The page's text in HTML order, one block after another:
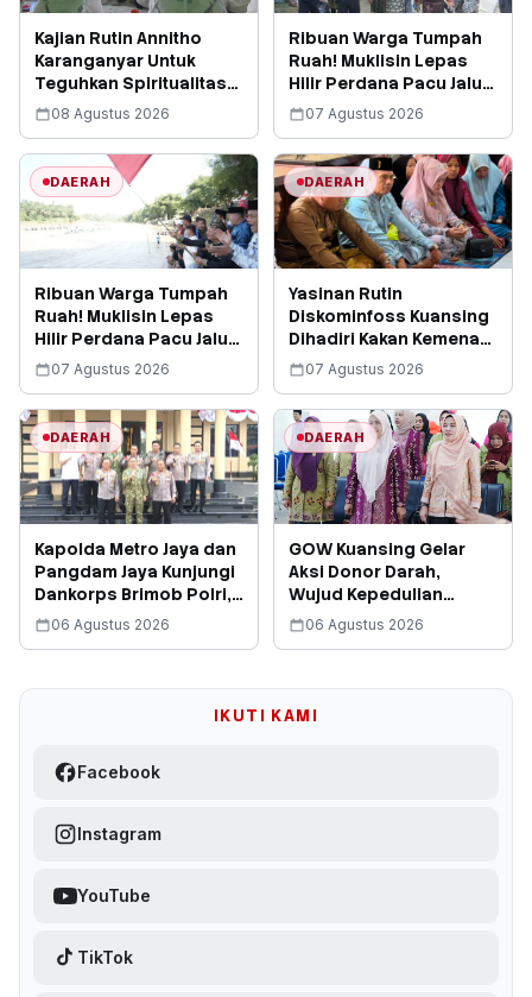
Kajian Rutin Annitho
Karanganyar Untuk
Teguhkan Spiritualitas
Muslimah
08 Agustus 2026
Ribuan Warga Tumpah
Ruah! Muklisin Lepas
Hilir Perdana Pacu Jalur
Mini, Tepian Ronge Biru
Bergemuruh
07 Agustus 2026
DAERAH
Ribuan Warga Tumpah
Ruah! Muklisin Lepas
Hilir Perdana Pacu Jalur
Mini, Tepian Ronge Biru
Bergemuruh
07 Agustus 2026
DAERAH
Yasinan Rutin
Diskominfoss Kuansing
Dihadiri Kakan Kemenag,
Rencanakan
Pembangunan Mushalla
Bersama
07 Agustus 2026
DAERAH
Kapolda Metro Jaya dan
Pangdam Jaya Kunjungi
Dankorps Brimob Polri,
Perkuat Solidaritas
06 Agustus 2026
DAERAH
GOW Kuansing Gelar
Aksi Donor Darah,
Wujud Kepedulian
Sosial Bantu Penuhi
Stok Darah
06 Agustus 2026
IKUTI KAMI
Facebook
Instagram
YouTube
TikTok